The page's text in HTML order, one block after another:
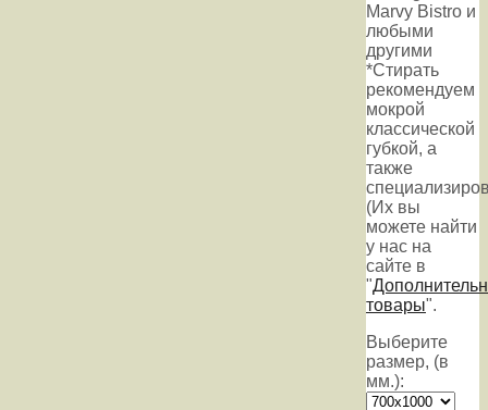
Marvy Bistro и
любыми
другими
*Стирать
рекомендуем
мокрой
классической
губкой, а
также
(Их вы
можете найти
у нас на
сайте в
"
товары".
Выберите
размер, (в
мм.):